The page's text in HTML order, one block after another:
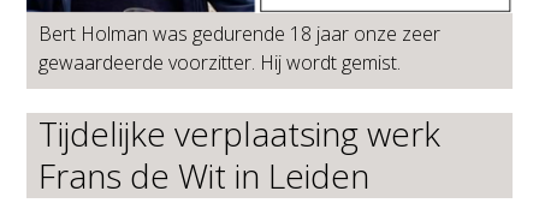
Bert Holman was gedurende 18 jaar onze zeer
gewaardeerde voorzitter. Hij wordt gemist.
Tijdelijke verplaatsing werk
Frans de Wit in Leiden